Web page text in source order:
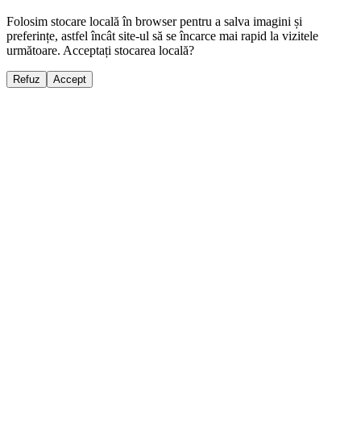
Folosim stocare locală în browser pentru a salva imagini și
preferințe, astfel încât site-ul să se încarce mai rapid la vizitele
următoare. Acceptați stocarea locală?
Refuz Accept